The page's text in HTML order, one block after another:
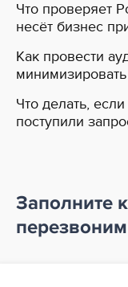
Что проверяет
несёт бизнес
Как провести
Что делать,
поступили
Заполните